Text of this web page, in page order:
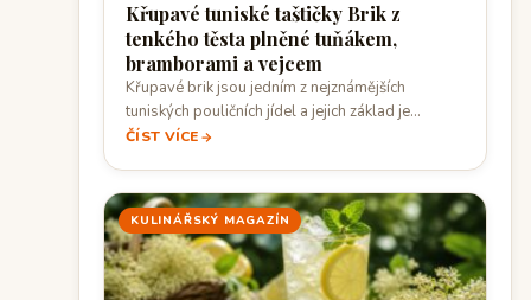
Křupavé tuniské taštičky Brik z
tenkého těsta plněné tuňákem,
bramborami a vejcem
Křupavé brik jsou jedním z nejznámějších
tuniských pouličních jídel a jejich základ je
překvapivě…
ČÍST VÍCE
KULINÁŘSKÝ MAGAZÍN